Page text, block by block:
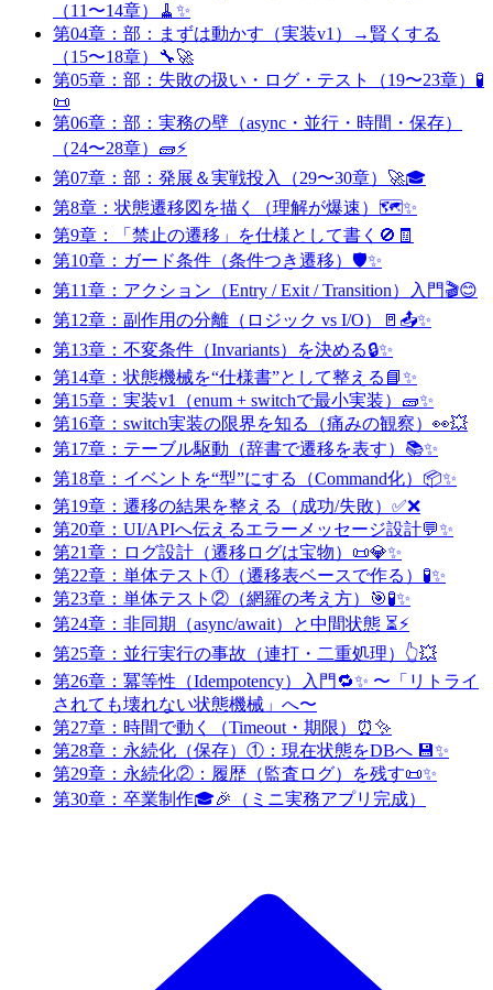
（11〜14章）🧹✨
第04章：部：まずは動かす（実装v1）→賢くする
（15〜18章）🔧🚀
第05章：部：失敗の扱い・ログ・テスト（19〜23章）🧪
📜
第06章：部：実務の壁（async・並行・時間・保存）
（24〜28章）🧱⚡
第07章：部：発展＆実戦投入（29〜30章）🚀🎓
第8章：状態遷移図を描く（理解が爆速）🗺️✨
第9章：「禁止の遷移」を仕様として書く🚫🧾
第10章：ガード条件（条件つき遷移）🛡️✨
第11章：アクション（Entry / Exit / Transition）入門🎬😊
第12章：副作用の分離（ロジック vs I/O）🚪📤✨
第13章：不変条件（Invariants）を決める🔒✨
第14章：状態機械を“仕様書”として整える📘✨
第15章：実装v1（enum + switchで最小実装）🧱✨
第16章：switch実装の限界を知る（痛みの観察）👀💥
第17章：テーブル駆動（辞書で遷移を表す）📚✨
第18章：イベントを“型”にする（Command化）📦✨
第19章：遷移の結果を整える（成功/失敗）✅❌
第20章：UI/APIへ伝えるエラーメッセージ設計💬✨
第21章：ログ設計（遷移ログは宝物）📜💎✨
第22章：単体テスト①（遷移表ベースで作る）🧪✨
第23章：単体テスト②（網羅の考え方）🎯🧪✨
第24章：非同期（async/await）と中間状態 ⏳⚡
第25章：並行実行の事故（連打・二重処理）👆💥
第26章：冪等性（Idempotency）入門🔁✨ 〜「リトライ
されても壊れない状態機械」へ〜
第27章：時間で動く（Timeout・期限）⏰✨
第28章：永続化（保存）①：現在状態をDBへ 💾✨
第29章：永続化②：履歴（監査ログ）を残す📜✨
第30章：卒業制作🎓🎉（ミニ実務アプリ完成）